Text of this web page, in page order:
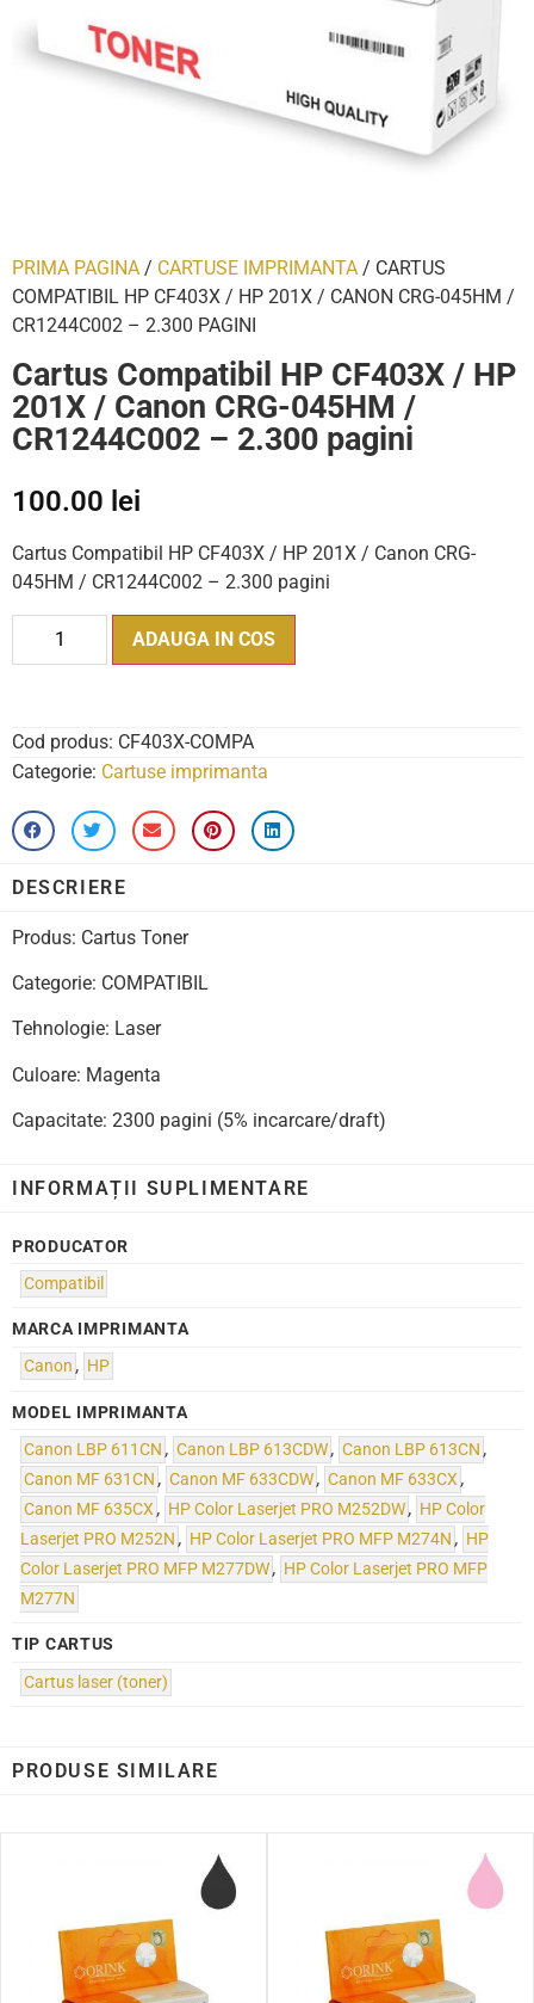
PRIMA PAGINA / CARTUSE IMPRIMANTA / CARTUS
COMPATIBIL HP CF403X / HP 201X / CANON CRG-045HM /
CR1244C002 – 2.300 PAGINI
Cartus Compatibil HP CF403X / HP
201X / Canon CRG-045HM /
CR1244C002 – 2.300 pagini
100.00 lei
Cartus Compatibil HP CF403X / HP 201X / Canon CRG-
045HM / CR1244C002 – 2.300 pagini
ADAUGA IN COS
Cod produs: CF403X-COMPA
Categorie: Cartuse imprimanta
DESCRIERE
Produs: Cartus Toner
Categorie: COMPATIBIL
Tehnologie: Laser
Culoare: Magenta
Capacitate: 2300 pagini (5% incarcare/draft)
INFORMAȚII SUPLIMENTARE
PRODUCATOR
Compatibil
MARCA IMPRIMANTA
Canon , HP
MODEL IMPRIMANTA
Canon LBP 611CN , Canon LBP 613CDW, Canon LBP 613CN ,
Canon MF 631CN , Canon MF 633CDW, Canon MF 633CX,
Canon MF 635CX, HP Color Laserjet PRO M252DW, HP Color
Laserjet PRO M252N , HP Color Laserjet PRO MFP M274N , HP
Color Laserjet PRO MFP M277DW, HP Color Laserjet PRO MFP
M277N
TIP CARTUS
Cartus laser (toner)
PRODUSE SIMILARE